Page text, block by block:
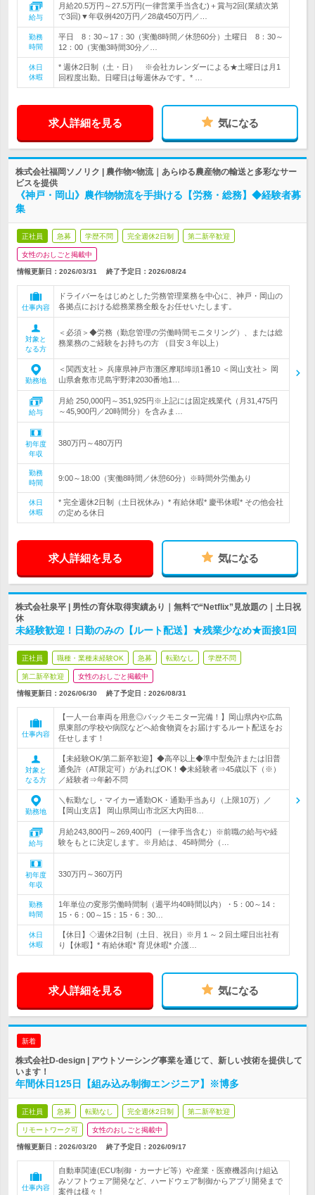
給与
月給20.5万円～27.5万円(一律営業手当含む)＋賞与2回(業績次第
で3回)▼年収例420万円／28歳450万円／…
勤務
時間
平日 8：30～17：30（実働8時間／休憩60分）土曜日 8：30～
12：00（実働3時間30分／…
休日
休暇
* 週休2日制（土・日） ※会社カレンダーによる★土曜日は月1
回程度出勤。日曜日は毎週休みです。* …
求人詳細を見る 気になる
株式会社福岡ソノリク | 農作物×物流｜あらゆる農産物の輸送と多彩なサー
ビスを提供
《神戸・岡山》農作物物流を手掛ける【労務・総務】◆経験者募
集
正社員 急募 学歴不問 完全週休2日制 第二新卒歓迎
女性のおしごと掲載中
情報更新日：2026/03/31 終了予定日： 2026/08/24
仕事内容
ドライバーをはじめとした労務管理業務を中心に、神戸・岡山の
各拠点における総務業務全般をお任せいたします。
対象と
なる方
＜必須＞◆労務（勤怠管理の労働時間モニタリング）、または総
務業務のご経験をお持ちの方 （目安３年以上）
勤務地
＜関西支社＞ 兵庫県神戸市灘区摩耶埠頭1番10 ＜岡山支社＞ 岡
山県倉敷市児島宇野津2030番地1…
給与
月給 250,000円～351,925円※上記には固定残業代（月31,475円
～45,900円／20時間分）を含みま…
初年度
年収
380万円～480万円
勤務
時間
9:00～18:00（実働8時間／休憩60分）※時間外労働あり
休日
休暇
* 完全週休2日制（土日祝休み）* 有給休暇* 慶弔休暇* その他会社
の定める休日
求人詳細を見る 気になる
株式会社泉平 | 男性の育休取得実績あり｜無料で“Netflix”見放題の｜土日祝
休
未経験歓迎！日勤のみの【ルート配送】★残業少なめ★面接1回
正社員 職種・業種未経験OK 急募 転勤なし 学歴不問
第二新卒歓迎 女性のおしごと掲載中
情報更新日：2026/06/30 終了予定日： 2026/08/31
仕事内容
【一人一台車両を用意◎バックモニター完備！】岡山県内や広島
県東部の学校や病院などへ給食物資をお届けするルート配送をお
任せします！
対象と
なる方
【未経験OK/第二新卒歓迎】◆高卒以上◆準中型免許または旧普
通免許（AT限定可）があればOK！◆未経験者⇒45歳以下（※）
／経験者⇒年齢不問
勤務地
＼転勤なし・マイカー通勤OK・通勤手当あり（上限10万）／
【岡山支店】 岡山県岡山市北区大内田8…
給与
月給243,800円～269,400円 （一律手当含む）※前職の給与や経
験をもとに決定します。※月給は、45時間分（…
初年度
年収
330万円～360万円
勤務
時間
1年単位の変形労働時間制（週平均40時間以内）・5：00～14：
15・6：00～15：15・6：30…
休日
休暇
【休日】◇週休2日制（土日、祝日）※月１～２回土曜日出社有
り【休暇】* 有給休暇* 育児休暇* 介護…
求人詳細を見る 気になる
新着
株式会社D-design | アウトソーシング事業を通じて、新しい技術を提供して
います！
年間休日125日【組み込み制御エンジニア】※博多
正社員 急募 転勤なし 完全週休2日制 第二新卒歓迎
リモートワーク可 女性のおしごと掲載中
情報更新日：2026/03/20 終了予定日： 2026/09/17
仕事内容
自動車関連(ECU制御・カーナビ等）や産業・医療機器向け組込
みソフトウェア開発など、ハードウェア制御からアプリ開発まで
案件は様々！